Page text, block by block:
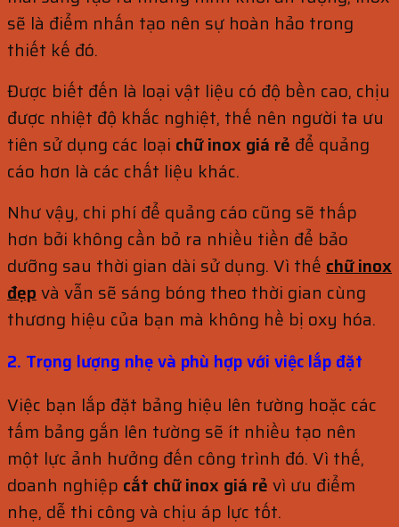
sẽ là điểm nhấn tạo nên sự hoàn hảo trong
thiết kế đó.
Được biết đến là loại vật liệu có độ bền cao, chịu
được nhiệt độ khắc nghiệt, thế nên người ta ưu
tiên sử dụng các loại chữ inox giá rẻ để quảng
cáo hơn là các chất liệu khác.
Như vậy, chi phí để quảng cáo cũng sẽ thấp
hơn bởi không cần bỏ ra nhiều tiền để bảo
dưỡng sau thời gian dài sử dụng. Vì thế chữ inox
đẹp và vẫn sẽ sáng bóng theo thời gian cùng
thương hiệu của bạn mà không hề bị oxy hóa.
2. Trọng lượng nhẹ và phù hợp với việc lắp đặt
Việc bạn lắp đặt bảng hiệu lên tường hoặc các
tấm bảng gắn lên tường sẽ ít nhiều tạo nên
một lực ảnh hưởng đến công trình đó. Vì thế,
doanh nghiệp cắt chữ inox giá rẻ vì ưu điểm
nhẹ, dễ thi công và chịu áp lực tốt.